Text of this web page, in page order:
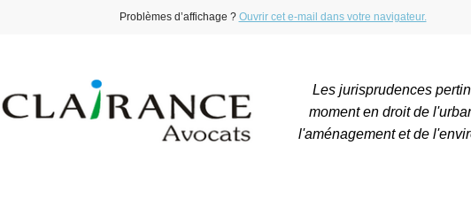
Problèmes d’affichage ? Ouvrir cet e-mail dans votre navigateur.
Les jurisprudences
moment en droit de
l'aménagement et de